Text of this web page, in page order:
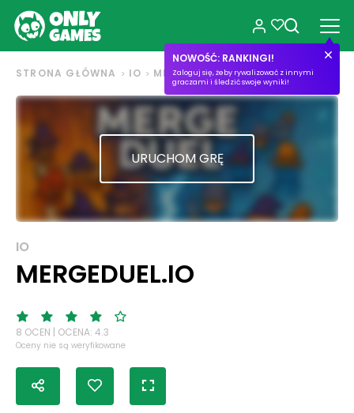
NOWOŚĆ: RANKINGI!
Zaloguj się, żeby rywalizować z innymi
graczami i śledzić swoje wyniki!
STRONA GŁÓWNA IO MERGEDUEL.IO
URUCHOM GRĘ
IO
MERGEDUEL.IO
8 OCEN | OCENA: 4.3
Oceny nie są weryfikowane